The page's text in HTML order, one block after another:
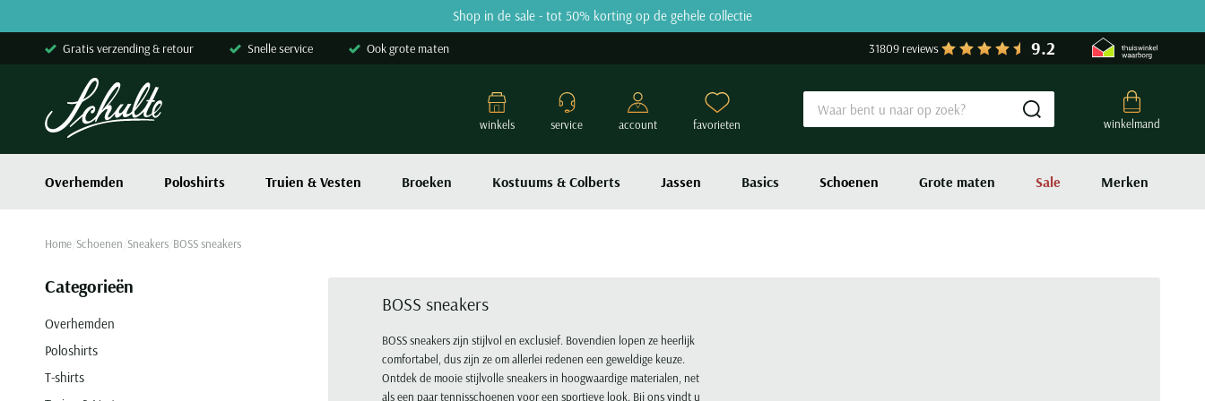
Shop in de sale - tot 50% korting op de gehele collectie
Gratis verzending & retour Snelle service Ook grote maten 31809 reviews 9.2
winkelmand
Submit search
Overhemden Poloshirts Truien & Vesten Broeken Kostuums & Colberts Jassen Basics Schoenen Grote maten Sale Merken
winkels service account favorieten
Home Schoenen Sneakers BOSS sneakers
BOSS sneakers
BOSS sneakers zijn stijlvol en exclusief. Bovendien lopen ze heerlijk
comfortabel, dus zijn ze om allerlei redenen een geweldige keuze.
Ontdek de mooie stijlvolle sneakers in hoogwaardige materialen, net
als een paar tennisschoenen voor een sportieve look. Bij ons vindt u
Categorieën
Overhemden
Poloshirts
T-shirts